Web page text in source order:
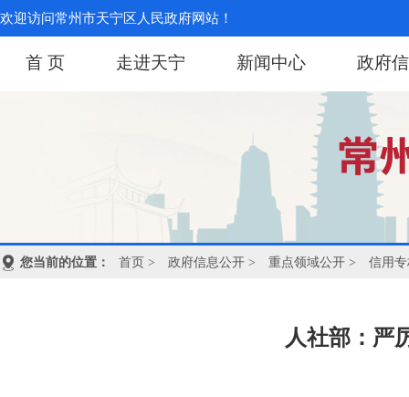
欢迎访问常州市天宁区人民政府网站！
首 页 走进天宁 新闻中心 政府
您当前的位置： 首页 > 政府信息公开 > 重点领域公开 > 信用
人社部：严